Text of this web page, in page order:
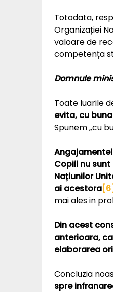
Totodata,
Organizației
valoare de
competența
Domnule
Toate luarile
evita, cu
Spunem „cu
Copiii nu
Națiunilor
ai acestora[6]
mai ales in
Din acest
anterioara,
elaborarea
Concluzia
spre